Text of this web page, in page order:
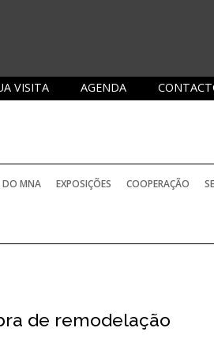
AGENDA
VISITA
DO MNA EXPOSIÇÕES COOPERAÇÃO
de remodelação